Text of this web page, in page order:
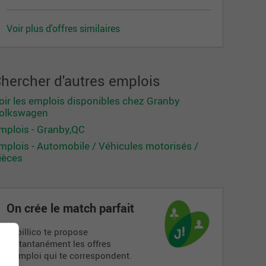
Voir plus d'offres similaires
d'autres emplois
les emplois disponibles chez Granby
- Granby,QC
- Automobile / Véhicules motorisés /
On crée le match parfait
Jobillico te propose
instantanément les offres
d’emploi qui te correspondent.